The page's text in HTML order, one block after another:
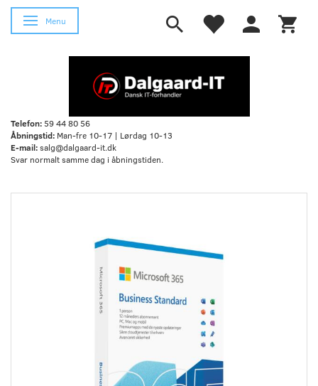
Skifte navigation
Menu
Telefon:59 44 80 56
Åbningstid: Man-fre 10-17 | Lørdag 10-13
E-mail:salg@dalgaard-it.dk
Svar normalt samme dag i åbningstiden.